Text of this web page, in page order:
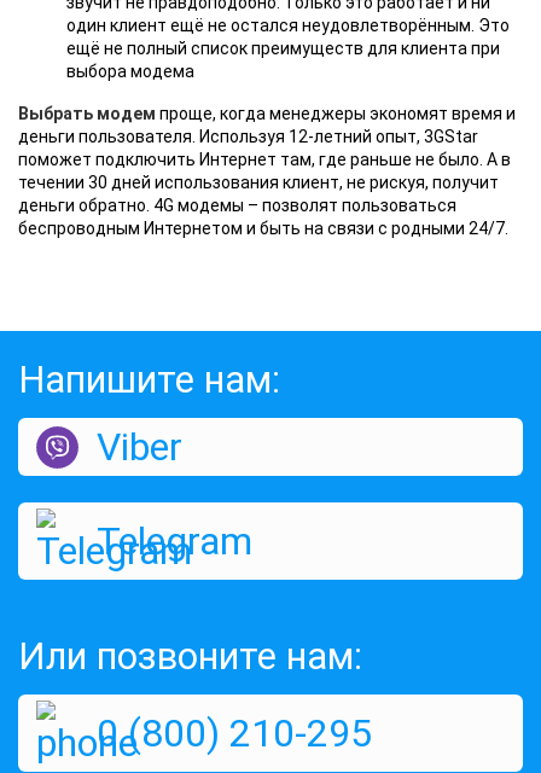
один клиент ещё не остался неудовлетворённым. Это
ещё не полный список преимуществ для клиента при
выбора модема
Выбрать модем проще, когда менеджеры экономят время и
деньги пользователя. Используя 12-летний опыт, 3GStar
поможет подключить Интернет там, где раньше не было. А в
течении 30 дней использования клиент, не рискуя, получит
деньги обратно. 4G модемы – позволят пользоваться
беспроводным Интернетом и быть на связи с родными 24/7.
Напишите нам:
Viber
Telegram
Или позвоните нам:
0 (800) 210-295